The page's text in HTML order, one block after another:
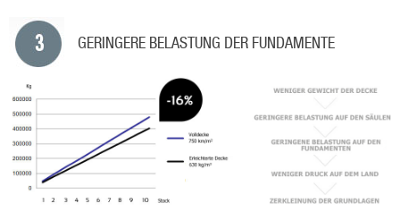
GERINGERE BELASTUNG DER FUNDAMENTE